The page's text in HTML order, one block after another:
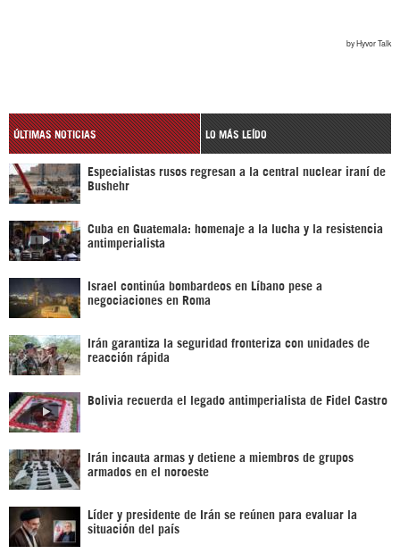
ÚLTIMAS NOTICIAS LO MÁS LEÍDO
Especialistas rusos regresan a la central nuclear iraní de
Bushehr
Cuba en Guatemala: homenaje a la lucha y la resistencia
antimperialista
Israel continúa bombardeos en Líbano pese a
negociaciones en Roma
Irán garantiza la seguridad fronteriza con unidades de
reacción rápida
Bolivia recuerda el legado antimperialista de Fidel Castro
Irán incauta armas y detiene a miembros de grupos
armados en el noroeste
Líder y presidente de Irán se reúnen para evaluar la
situación del país